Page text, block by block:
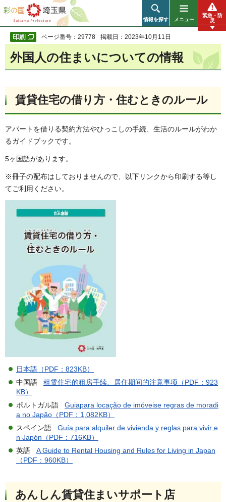
彩の国 埼玉県
情報を探す メニュー
緊急・防
災
ページ番号：29778 掲載日：2023年10月11日
外国人の住まいについての情報
賃貸住宅の借り方・住むときのルール
アパートを借りる契約方法やひっこしの手続、生活のルールがわか
るガイドブックです。
5ヶ国語があります。
※冊子の配布はしておりませんので、以下リンクから印刷する等し
てご利用ください。
日本語（PDF：823KB）
中国語 租赁住宅的租房手续、居住期间的注意事项（PDF：923
KB）
ポルトガル語 Guiapara locação de imóveise regras de moradi
a no Japão（PDF：1,082KB）
スペイン語 Guía para alquiler de vivienda y reglas para vivir e
n Japón（PDF：716KB）
英語 A Guide to Rental Housing and Rules for Living in Japan
（PDF：960KB）
あんしん賃貸住まいサポート店